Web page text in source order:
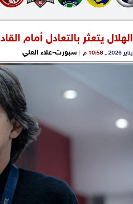
الهلال يتعثر بالتعادل أمام
ــ 10:58 م | سبورت-علاء العلي